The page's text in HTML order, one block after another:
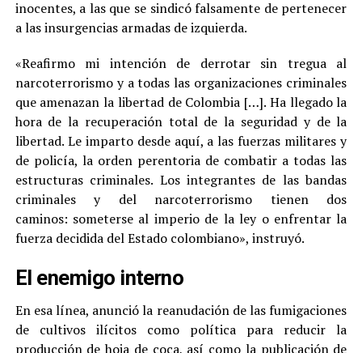
inocentes, a las que se sindicó falsamente de pertenecer
a las insurgencias armadas de izquierda.
«Reafirmo mi intención de derrotar sin tregua al
narcoterrorismo y a todas las organizaciones criminales
que amenazan la libertad de Colombia […]. Ha llegado la
hora de la recuperación total de la seguridad y de la
libertad. Le imparto desde aquí, a las fuerzas militares y
de policía, la orden perentoria de combatir a todas las
estructuras criminales. Los integrantes de las bandas
criminales y del narcoterrorismo tienen dos
caminos: someterse al imperio de la ley o enfrentar la
fuerza decidida del Estado colombiano», instruyó.
El enemigo interno
En esa línea, anunció la reanudación de las fumigaciones
de cultivos ilícitos como política para reducir la
producción de hoja de coca, así como la publicación de